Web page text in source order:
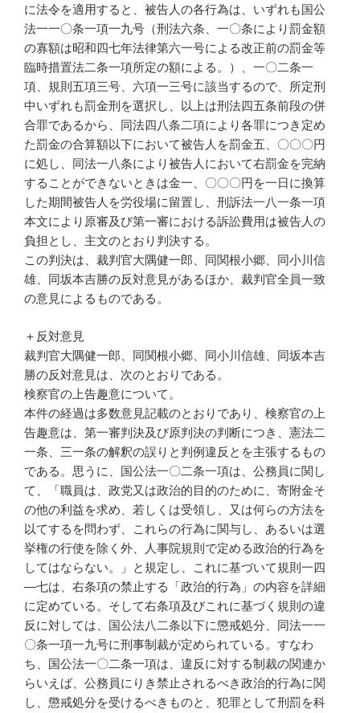
に法令を適用すると、被告人の各行為は、いずれも国公
法一一〇条一項一九号（刑法六条、一〇条により罰金額
の寡額は昭和四七年法律第六一号による改正前の罰金等
臨時措置法二条一項所定の額による。）、一〇二条一
項、規則五項三号、六項一三号に該当するので、所定刑
中いずれも罰金刑を選択し、以上は刑法四五条前段の併
合罪であるから、同法四八条二項により各罪につき定め
た罰金の合算額以下において被告人を罰金五、〇〇〇円
に処し、同法一八条により被告人において右罰金を完納
することができないときは金一、〇〇〇円を一日に換算
した期間被告人を労役場に留置し、刑訴法一八一条一項
本文により原審及び第一審における訴訟費用は被告人の
負担とし、主文のとおり判決する。
この判決は、裁判官大隅健一郎、同関根小郷、同小川信
雄、同坂本吉勝の反対意見があるほか、裁判官全員一致
の意見によるものである。
＋反対意見
裁判官大隅健一郎、同関根小郷、同小川信雄、同坂本吉
勝の反対意見は、次のとおりである。
検察官の上告趣意について。
本件の経過は多数意見記載のとおりであり、検察官の上
告趣意は、第一審判決及び原判決の判断につき、憲法二
一条、三一条の解釈の誤りと判例違反とを主張するもの
である。思うに、国公法一〇二条一項は、公務員に関し
て、「職員は、政党又は政治的目的のために、寄附金そ
の他の利益を求め、若しくは受領し、又は何らの方法を
以てするを問わず、これらの行為に関与し、あるいは選
挙権の行使を除く外、人事院規則で定める政治的行為を
してはならない。」と規定し、これに基づいて規則一四
―七は、右条項の禁止する「政治的行為」の内容を詳細
に定めている。そして右条項及びこれに基づく規則の違
反に対しては、国公法八二条以下に懲戒処分、同法一一
〇条一項一九号に刑事制裁が定められている。すなわ
ち、国公法一〇二条一項は、違反に対する制裁の関連か
らいえば、公務員にりき禁止されるべき政治的行為に関
し、懲戒処分を受けるべきものと、犯罪として刑罰を科